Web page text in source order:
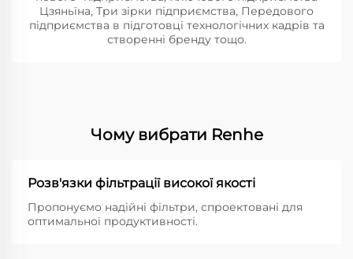
Цзяньїна, Три зірки підприємства, Передового
підприємства в підготовці технологічних кадрів та
створенні бренду тощо.
Чому вибрати Renhe
Розв'язки фільтрації високої якості
Пропонуємо надійні фільтри, спроектовані для
оптимальної продуктивності.